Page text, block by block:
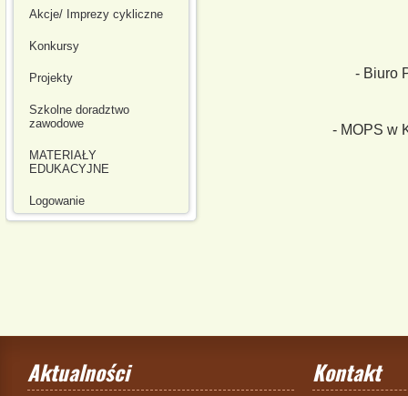
Akcje/ Imprezy cykliczne
Konkursy
Projekty
Szkolne doradztwo
zawodowe
MATERIAŁY
EDUKACYJNE
Logowanie
- Biuro
- MOPS w
Aktualności Kontakt